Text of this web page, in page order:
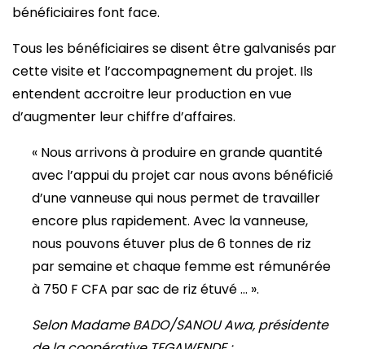
bénéficiaires font face.
Tous les bénéficiaires se disent être galvanisés par
cette visite et l’accompagnement du projet. Ils
entendent accroitre leur production en vue
d’augmenter leur chiffre d’affaires.
« Nous arrivons à produire en grande quantité
avec l’appui du projet car nous avons bénéficié
d’une vanneuse qui nous permet de travailler
encore plus rapidement. Avec la vanneuse,
nous pouvons étuver plus de 6 tonnes de riz
par semaine et chaque femme est rémunérée
à 750 F CFA par sac de riz étuvé … ».
Selon Madame BADO/SANOU Awa, présidente